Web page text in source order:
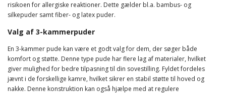
risikoen for allergiske reaktioner. Dette gælder bl.a. bambus- og
silkepuder samt fiber- og latex puder.
Valg af 3-kammerpuder
En 3-kammer pude kan være et godt valg for dem, der søger både
komfort og støtte. Denne type pude har flere lag af materialer, hvilket
giver mulighed for bedre tilpasning til din sovestilling. Fyldet fordeles
jævnt i de forskellige kamre, hvilket sikrer en stabil støtte til hoved og
nakke. Denne konstruktion kan også hjælpe med at regulere